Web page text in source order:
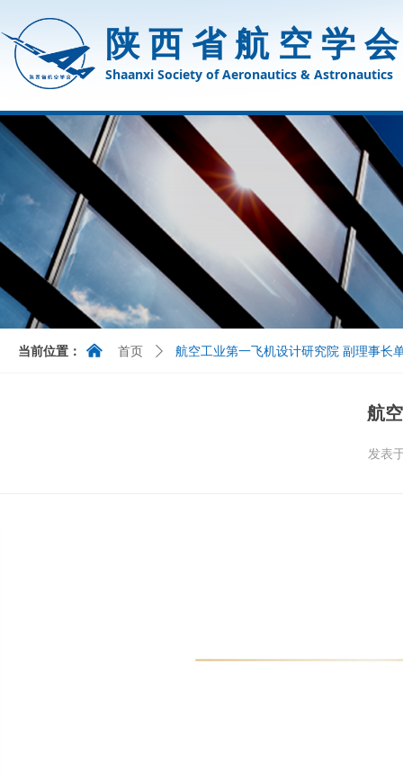
陕西省航空学
Shaanxi Society of Aeronautics & Astronautics
当前位置： 낀 首页 ꄲ 航空工业第一飞机设计研究院 副理事长
航
发表